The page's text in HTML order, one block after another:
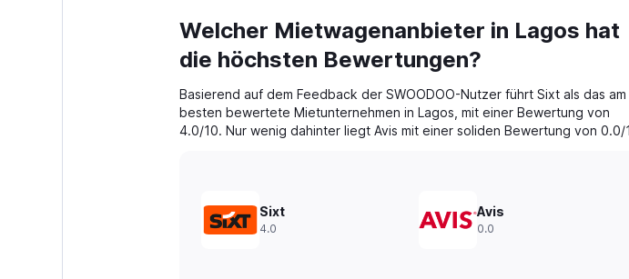
Range:
91
categories.
chart
has
1
values.
Range:
Welcher Mietwagenanbieter in Lagos hat
die höchsten Bewertungen?
Basierend auf dem Feedback der SWOODOO-Nutzer führt Sixt als das am
besten bewertete Mietunternehmen in Lagos, mit einer Bewertung von
4.0/10. Nur wenig dahinter liegt Avis mit einer soliden Bewertung von 0.0/
Sixt
4.0
Avis
0.0